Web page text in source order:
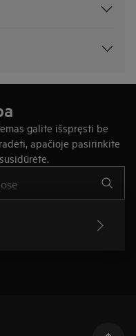
galite išspręsti be
apačioje pasirinkite